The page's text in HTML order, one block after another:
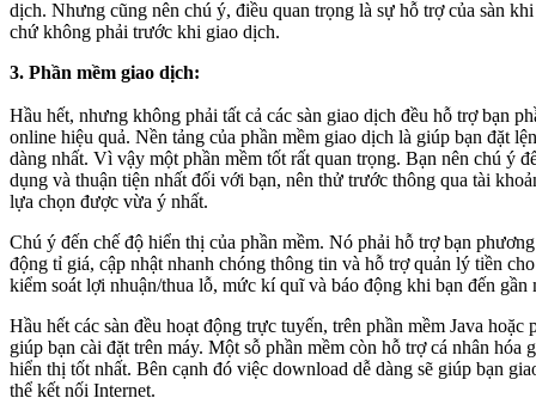
dịch. Nhưng cũng nên chú ý, điều quan trọng là sự hỗ trợ của sàn
chứ không phải trước khi giao dịch.
3. Phần mềm giao dịch:
Hầu hết, nhưng không phải tất cả các sàn giao dịch đều hỗ trợ bạn
online hiệu quả. Nền tảng của phần mềm giao dịch là giúp bạn đặt
dàng nhất. Vì vậy một phần mềm tốt rất quan trọng. Bạn nên chú ý
dụng và thuận tiện nhất đối với bạn, nên thử trước thông qua tài
lựa chọn được vừa ý nhất.
Chú ý đến chế độ hiển thị của phần mềm. Nó phải hỗ trợ bạn
động tỉ giá, cập nhật nhanh chóng thông tin và hỗ trợ quản lý tiền
kiểm soát lợi nhuận/thua lỗ, mức kí quĩ và báo động khi bạn đến gần
Hầu hết các sàn đều hoạt động trực tuyến, trên phần mềm Java hoặc
giúp bạn cài đặt trên máy. Một sỗ phần mềm còn hỗ trợ cá nhân hóa
hiển thị tốt nhất. Bên cạnh đó việc download dễ dàng sẽ giúp bạn
thể kết nối Internet.